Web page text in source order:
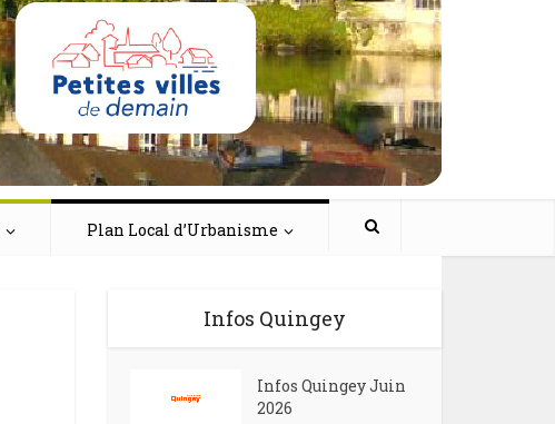
Plan Local d’Urbanisme
Infos Quingey
Infos Quingey Juin
2026